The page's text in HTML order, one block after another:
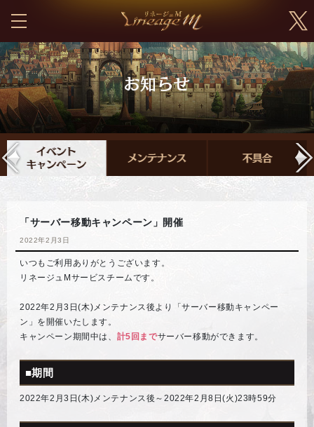
「サーバー移動キャンペーン」開催
2022年2月3日
いつもご利用ありがとうございます。
リネージュMサービスチームです。
2022年2月3日(木)メンテナンス後より「サーバー移動キャンペー
ン」を開催いたします。
キャンペーン期間中は、 計5回までサーバー移動ができます。
■期間
2022年2月3日(木)メンテナンス後～2022年2月8日(火)23時59分